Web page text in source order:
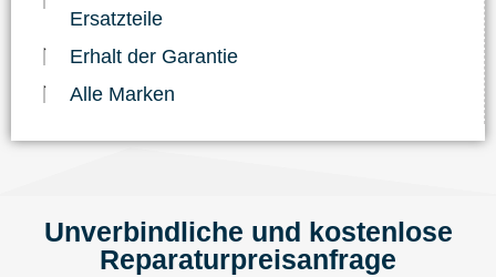
Ersatzteile
Erhalt der Garantie
Alle Marken
Unverbindliche und kostenlose
Reparaturpreisanfrage